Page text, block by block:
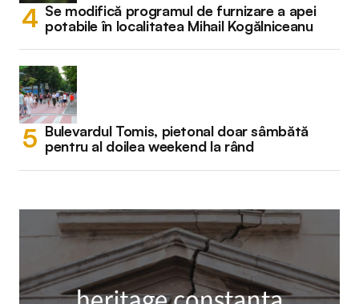
Se modifică programul de furnizare a apei
potabile în localitatea Mihail Kogălniceanu
Bulevardul Tomis, pietonal doar sâmbătă
pentru al doilea weekend la rând